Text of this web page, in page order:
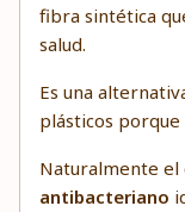
fibra sintética
salud.
Es una
plásticos
Naturalmente el
antibacteriano